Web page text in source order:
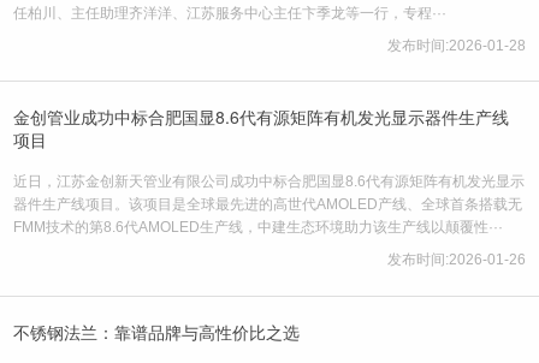
任柏川、主任助理齐洋洋、江苏服务中心主任卞季龙等一行，专程···
发布时间:2026-01-28
金创管业成功中标合肥国显8.6代有源矩阵有机发光显示器件生产线
项目
近日，江苏金创新天管业有限公司成功中标合肥国显8.6代有源矩阵有机发光显示
器件生产线项目。该项目是全球最先进的高世代AMOLED产线、全球首条搭载无
FMM技术的第8.6代AMOLED生产线，中建生态环境助力该生产线以颠覆性···
发布时间:2026-01-26
不锈钢法兰：靠谱品牌与高性价比之选